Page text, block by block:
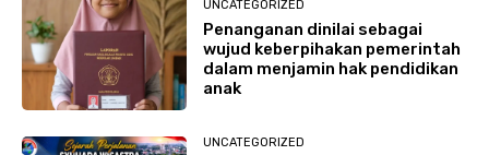
UNCATEGORIZED
Penanganan dinilai sebagai
wujud keberpihakan pemerintah
dalam menjamin hak pendidikan
anak
UNCATEGORIZED